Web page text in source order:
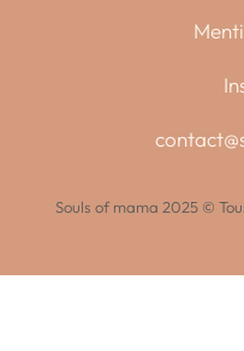
Souls of mama 2025 ©